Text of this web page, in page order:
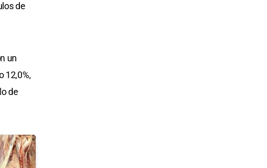
de
un
12,0%,
de